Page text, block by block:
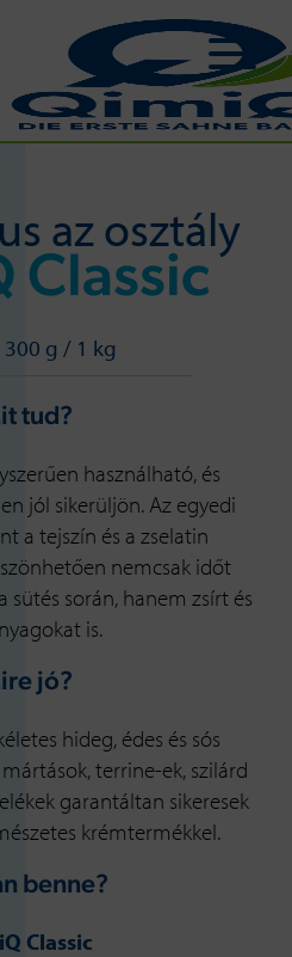
az osztály
Classic
g / 1 kg
tud?
használható, és
jól sikerüljön. Az egyedi
a tejszín és a zselatin
nemcsak időt
sütés során, hanem zsírt és
is.
jó?
hideg, édes és sós
terrine-ek, szilárd
garantáltan sikeresek
krémtermékkel.
benne?
Classic